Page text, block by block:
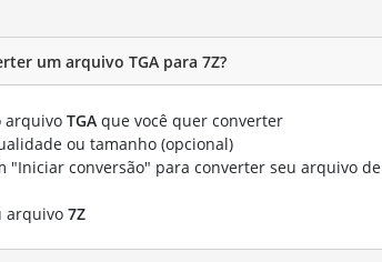
um arquivo TGA para 7Z?
arquivo TGA que você quer converter
ou tamanho (opcional)
"Iniciar conversão" para converter seu arquivo de
arquivo 7Z